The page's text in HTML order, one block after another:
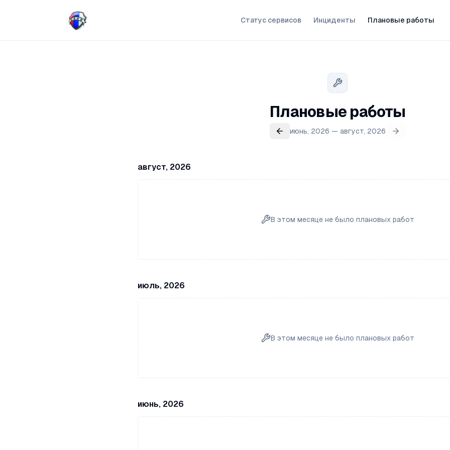
Статус сервисов Инциденты Плановые работы
Плановые работы
июнь, 2026 — август, 2026
август, 2026
В этом месяце не было плановых работ
июль, 2026
В этом месяце не было плановых работ
июнь, 2026